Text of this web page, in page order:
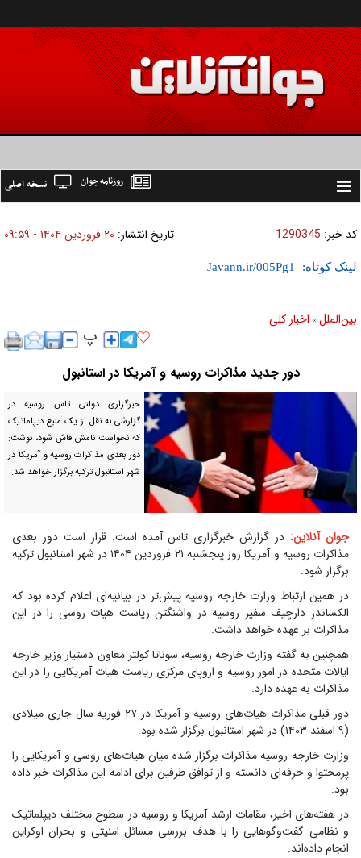
Toggle
نسخه اصلی روزنامه جوان
کد خبر: 1290345 تاریخ انتشار: ۲۰ فروردين ۱۴۰۴ - ۰۹:۵۹
لینک کوتاه:
بين‌الملل » اخبار كلی
دور جدید مذاکرات روسیه و آمریکا در استانبول
خبرگزاری دولتی تاس روسیه در
گزارشی به نقل از یک منبع دیپلماتیک
که نخواست نامش فاش شود، نوشت:
دور بعدی مذاکرات روسیه و آمریکا در
شهر استانبول ترکیه برگزار خواهد شد.
جوان آنلاین: در گزارش خبرگزاری تاس آمده است: قرار است دور بعدی
مذاکرات روسیه و آمریکا روز پنجشنبه ۲۱ فروردین ۱۴۰۴ در شهر استانبول ترکیه
برگزار شود.
در همین ارتباط وزارت خارجه روسیه پیش‌تر در بیانیه‌ای اعلام کرده بود که
الکساندر دارچیف سفیر روسیه در واشنگتن ریاست هیات روسی را در این
مذاکرات بر عهده خواهد داشت.
همچنین به گفته وزارت خارجه روسیه، سوناتا کولتر معاون دستیار وزیر خارجه
ایالات متحده در امور روسیه و اروپای مرکزی ریاست هیات آمریکایی را در این
مذاکرات به عهده دارد.
دور قبلی مذاکرات هیات‌های روسیه و آمریکا در ۲۷ فوریه سال جاری میلادی
(۹ اسفند ۱۴۰۳) در شهر استانبول برگزار شده بود.
وزارت خارجه روسیه مذاکرات برگزار شده میان هیات‌های روسی و آمریکایی را
پرمحتوا و حرفه‌ای دانسته و از توافق طرفین برای ادامه این مذاکرات خبر داده
بود.
در هفته‌های اخیر، مقامات ارشد آمریکا و روسیه در سطوح مختلف دیپلماتیک
و نظامی گفت‌وگوهایی را با هدف بررسی مسائل امنیتی و بحران اوکراین
انجام داده‌اند.